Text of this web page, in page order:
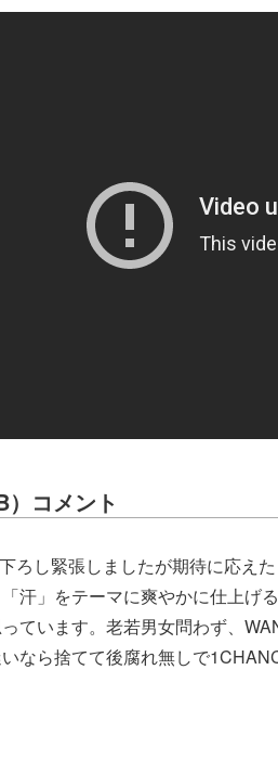
）コメント
ろし緊張しましたが期待に応え
「汗」をテーマに爽やかに仕上げ
ています。老若男女問わず、
なら捨てて後腐れ無しで